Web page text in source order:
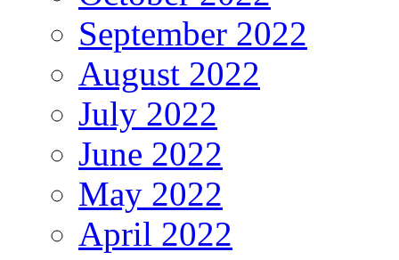
September 2022
August 2022
July 2022
June 2022
May 2022
April 2022